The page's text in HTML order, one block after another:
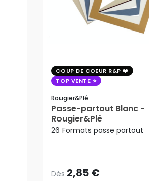
COUP DE COEUR R&P
TOP VENTE
Rougier&plé
Passe-partout Blanc -
Rougier&Plé
26 Formats passe partout
Dès 2,85 €
2,85 €